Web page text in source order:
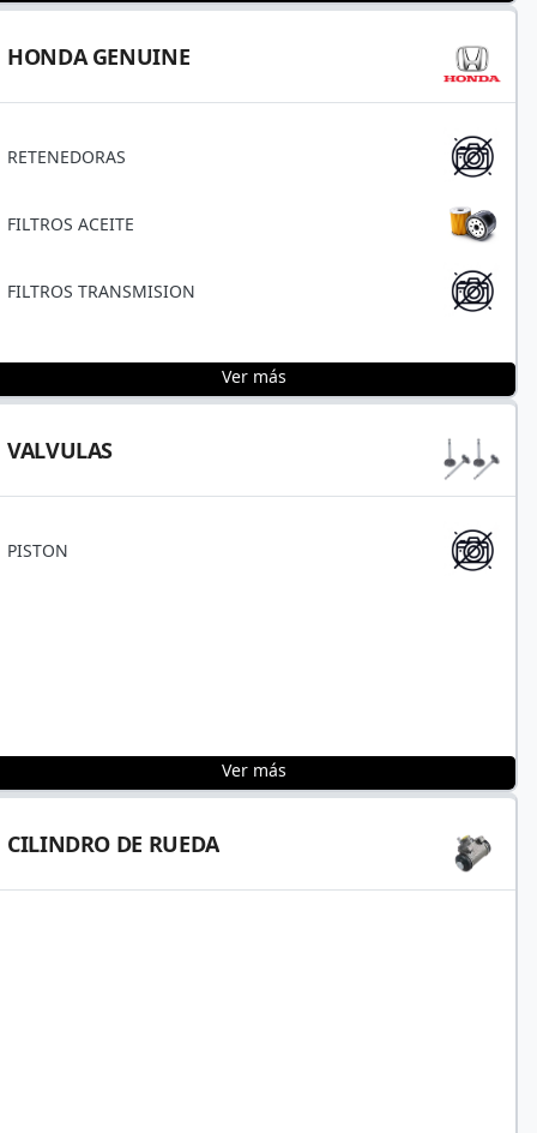
HONDA GENUINE
RETENEDORAS
FILTROS ACEITE
FILTROS TRANSMISION
Ver más
VALVULAS
PISTON
Ver más
CILINDRO DE RUEDA